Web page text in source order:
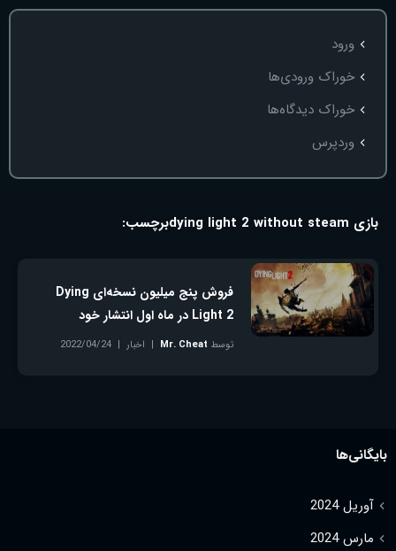
ورود
خوراک ورودی‌ها
خوراک دیدگاه‌ها
وردپرس
برچسب: بازی dying light 2 without steam
فروش پنج میلیون نسخه‌ای Dying
Light 2 در ماه اول انتشار خود
توسط Mr. Cheat اخبار
2022/04/24
بایگانی‌ها
آوریل 2024
مارس 2024